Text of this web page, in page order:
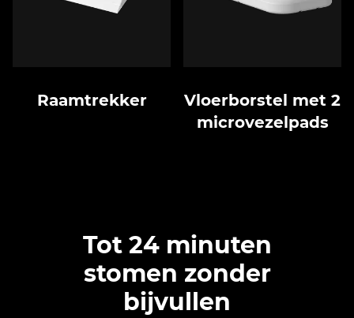
Raamtrekker
Vloerborstel met 2
microvezelpads
Tot 24 minuten
stomen zonder
bijvullen